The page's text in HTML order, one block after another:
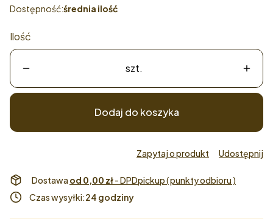
Dostępność:średnia ilość
Ilość
szt.
Dodaj do koszyka
Zapytaj o produkt Udostępnij
Dostawa od 0,00 zł- DPDpickup ( punkty odbioru )
Czas wysyłki:24 godziny